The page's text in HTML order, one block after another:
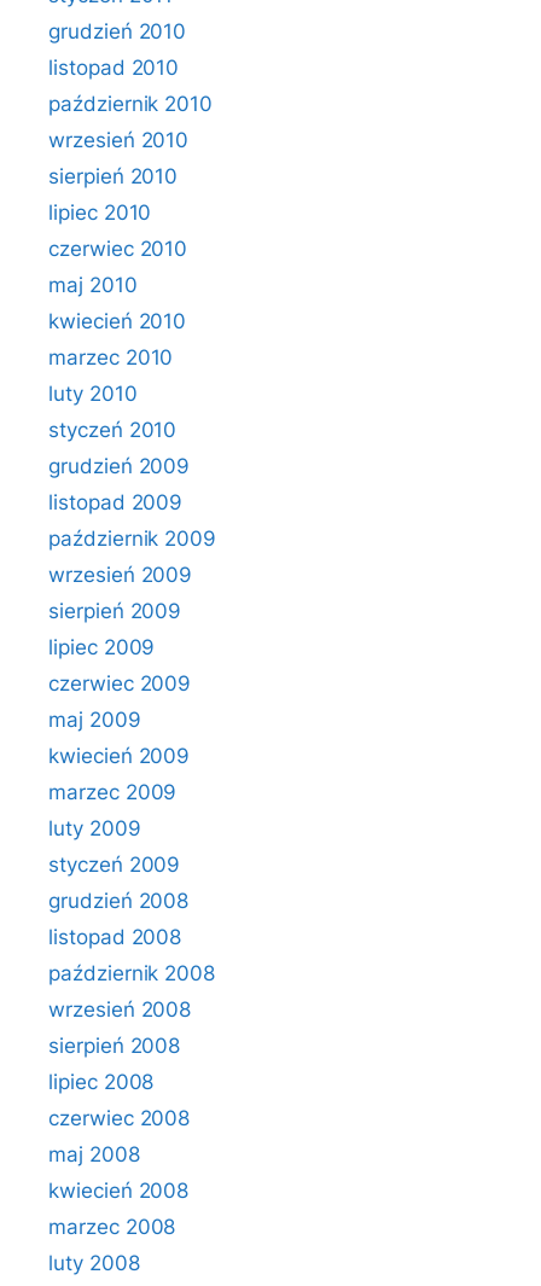
grudzień 2010
listopad 2010
październik 2010
wrzesień 2010
sierpień 2010
lipiec 2010
czerwiec 2010
maj 2010
kwiecień 2010
marzec 2010
luty 2010
styczeń 2010
grudzień 2009
listopad 2009
październik 2009
wrzesień 2009
sierpień 2009
lipiec 2009
czerwiec 2009
maj 2009
kwiecień 2009
marzec 2009
luty 2009
styczeń 2009
grudzień 2008
listopad 2008
październik 2008
wrzesień 2008
sierpień 2008
lipiec 2008
czerwiec 2008
maj 2008
kwiecień 2008
marzec 2008
luty 2008